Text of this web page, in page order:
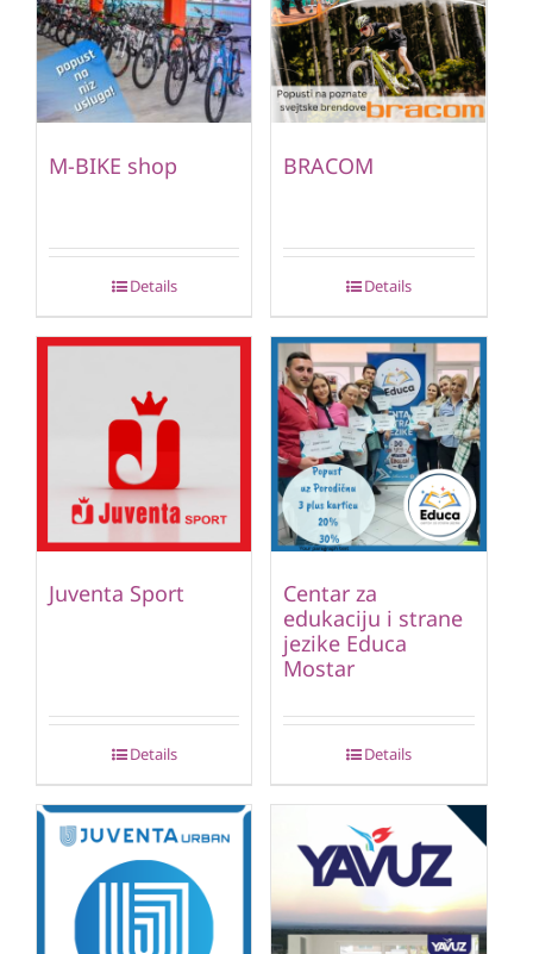
M-BIKE shop
Details
BRACOM
Details
Juventa Sport
Details
Centar za
edukaciju i strane
jezike Educa
Mostar
Details